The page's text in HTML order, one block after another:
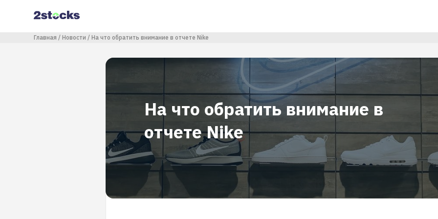
содержанию
Строка навигации
Главная Новости На что обратить внимание в отчете Nike
На что обратить внимание в
отчете Nike